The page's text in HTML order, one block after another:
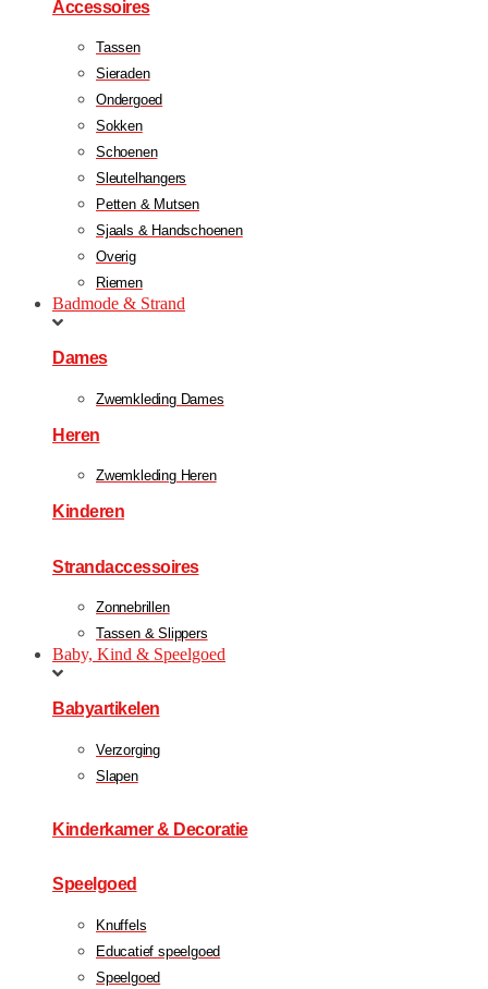
Accessoires
Tassen
Sieraden
Ondergoed
Sokken
Schoenen
Sleutelhangers
Petten & Mutsen
Sjaals & Handschoenen
Overig
Riemen
Badmode & Strand
Dames
Zwemkleding Dames
Heren
Zwemkleding Heren
Kinderen
Strandaccessoires
Zonnebrillen
Tassen & Slippers
Baby, Kind & Speelgoed
Babyartikelen
Verzorging
Slapen
Kinderkamer & Decoratie
Speelgoed
Knuffels
Educatief speelgoed
Speelgoed